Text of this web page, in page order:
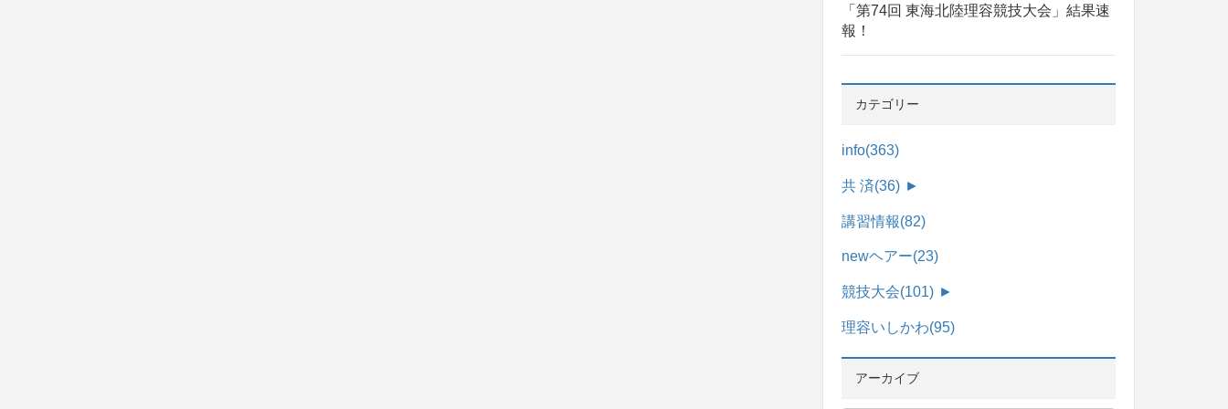
「第74回 東海北陸理容競技大会」結果速
報！
カテゴリー
info(363)
共 済(36) ►
講習情報(82)
newヘアー(23)
競技大会(101) ►
理容いしかわ(95)
アーカイブ